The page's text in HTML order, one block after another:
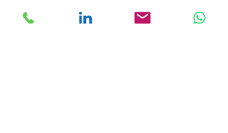
comprendidas en la Ley N° 26.682 de
Medicina Prepaga y sus